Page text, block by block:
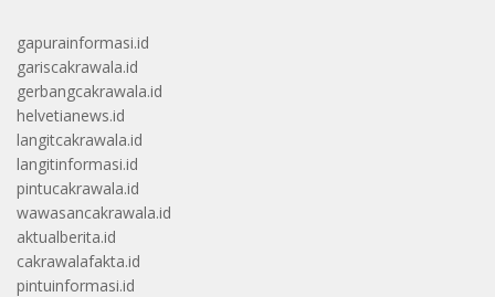
gapurainformasi.id
gariscakrawala.id
gerbangcakrawala.id
helvetianews.id
langitcakrawala.id
langitinformasi.id
pintucakrawala.id
wawasancakrawala.id
aktualberita.id
cakrawalafakta.id
pintuinformasi.id